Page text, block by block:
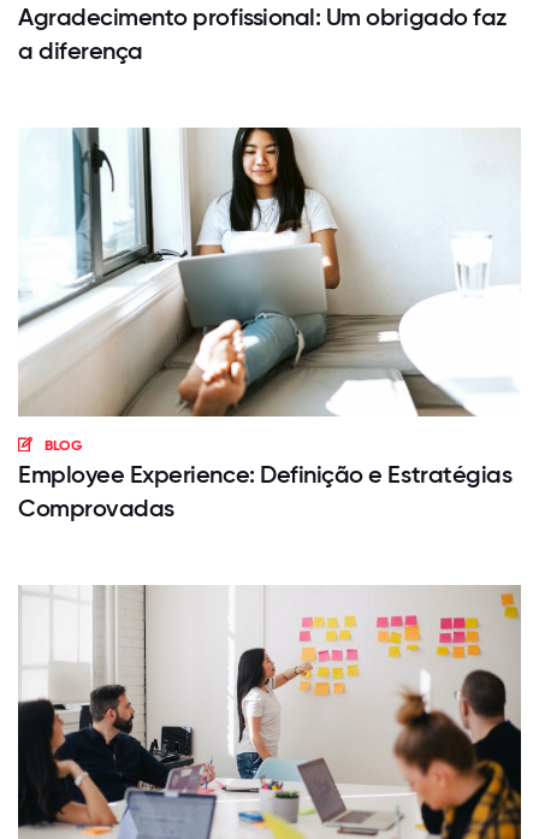
Agradecimento profissional: Um obrigado faz
a diferença
BLOG
Employee Experience: Definição e Estratégias
Comprovadas